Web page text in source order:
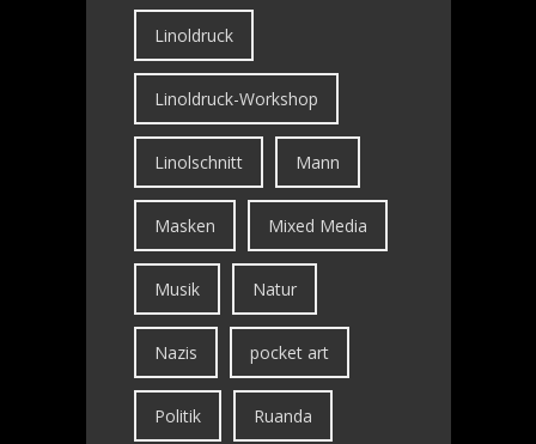
Linoldruck
Linoldruck-Workshop
Linolschnitt Mann
Masken Mixed Media
Musik Natur
Nazis pocket art
Politik Ruanda